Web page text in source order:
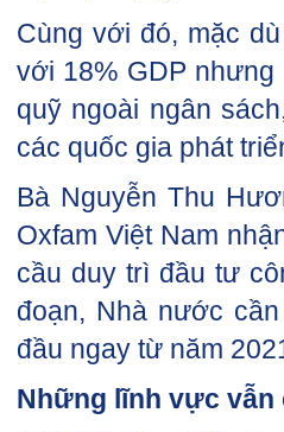
Cùng với đó, mặc
với 18% GDP
quỹ ngoài ngân
các quốc gia phát
Bà Nguyễn Thu
Oxfam Việt Nam
cầu duy trì đầu tư
đoạn, Nhà nước
đầu ngay từ năm
Những lĩnh vực vẫn